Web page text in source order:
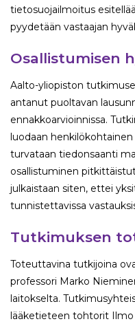
tietosuojailmoitus
pyydetään vastaajan
Osallistumisen
Aalto-yliopiston
antanut puoltavan
ennakkoarvioinnissa.
luodaan henkilökohtainen
turvataan tiedonsaanti
osallistuminen
julkaistaan siten, ettei
tunnistettavissa
Tutkimuksen
Toteuttavina tutkijoina
professori Marko
laitokselta.
lääketieteen tohtorit Ilmo